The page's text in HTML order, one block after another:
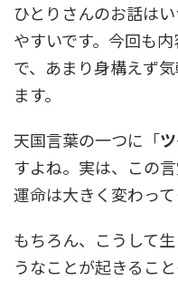
ひとりさんのお話は
やすいです。今回も
で、あまり身構えず
ます。
天国言葉の一つに「
すよね。実は、この
運命は大きく変わって
もちろん、こうして
うなことが起きるこ